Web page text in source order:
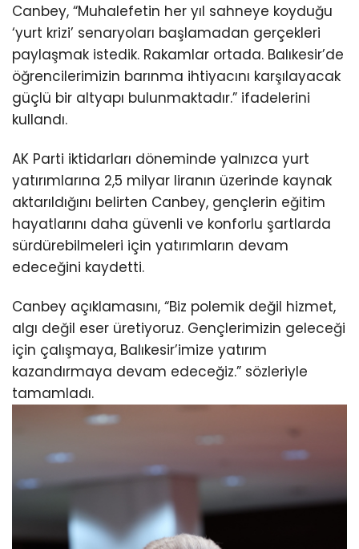
Canbey, “Muhalefetin her yıl sahneye koyduğu
‘yurt krizi’ senaryoları başlamadan gerçekleri
paylaşmak istedik. Rakamlar ortada. Balıkesir’de
öğrencilerimizin barınma ihtiyacını karşılayacak
güçlü bir altyapı bulunmaktadır.” ifadelerini
kullandı.
AK Parti iktidarları döneminde yalnızca yurt
yatırımlarına 2,5 milyar liranın üzerinde kaynak
aktarıldığını belirten Canbey, gençlerin eğitim
hayatlarını daha güvenli ve konforlu şartlarda
sürdürebilmeleri için yatırımların devam
edeceğini kaydetti.
Canbey açıklamasını, “Biz polemik değil hizmet,
algı değil eser üretiyoruz. Gençlerimizin geleceği
için çalışmaya, Balıkesir’imize yatırım
kazandırmaya devam edeceğiz.” sözleriyle
tamamladı.